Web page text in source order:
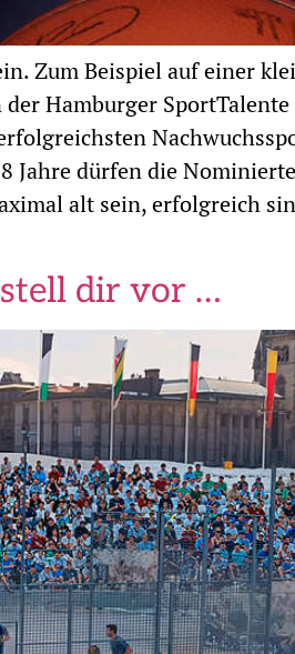
Zum Beispiel auf einer
Hamburger
Jahre dürfen die
alt sein, erfolgreich
dir vor …